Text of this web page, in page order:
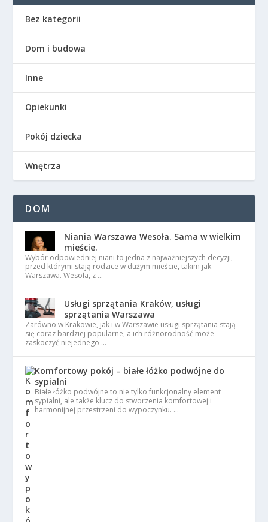
Bez kategorii
Dom i budowa
Inne
Opiekunki
Pokój dziecka
Wnętrza
DOM
Niania Warszawa Wesoła. Sama w wielkim
mieście.
Wybór odpowiedniej niani to jedna z najważniejszych decyzji,
przed którymi stają rodzice w dużym mieście, takim jak
Warszawa. Wesoła, z …
Usługi sprzątania Kraków, usługi
sprzątania Warszawa
Zarówno w Krakowie, jak i w Warszawie usługi sprzątania stają
się coraz bardziej popularne, a ich różnorodność może
zaskoczyć niejednego …
Komfortowy pokój – białe łóżko podwójne do
sypialni
Białe łóżko podwójne to nie tylko funkcjonalny element
sypialni, ale także klucz do stworzenia komfortowej i
harmonijnej przestrzeni do wypoczynku. …